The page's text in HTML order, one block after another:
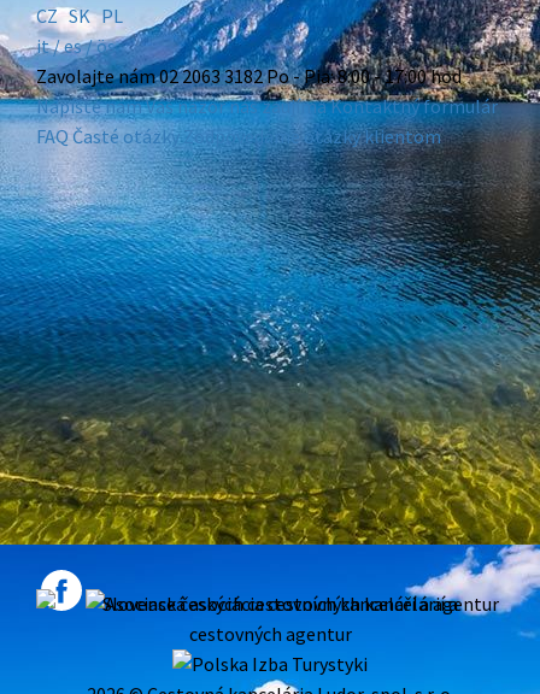
CZ SK PL
it /es/ ös
Zavolajte nám02 2063 3182Po - Pia: 8:00 - 17:00 hod
Napíšte námVáš názor nás zaujímaKontaktný formulár
FAQ Časté otázky Zodpovedáme otázky klientom